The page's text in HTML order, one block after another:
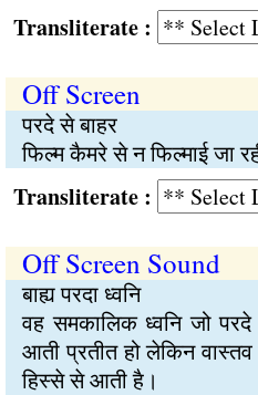
:
Off Screen
परदे से बाहर
फिल्म कैमरे से न फिल्माई जा
:
Off Screen Sound
बाह्य परदा ध्वनि
वह समकालिक ध्वनि जो
आती प्रतीत हो लेकिन
हिस्से से आती है।